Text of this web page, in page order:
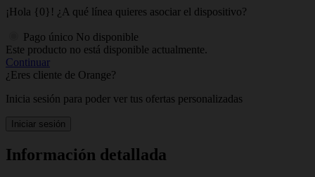
¡Hola {0}! ¿A qué línea quieres asociar el dispositivo?
Pago único No disponible
Este producto no está disponible actualmente.
Continuar
¿Eres cliente de Orange?
Inicia sesión para poder ver tus ofertas personalizadas
Iniciar sesión
Información detallada